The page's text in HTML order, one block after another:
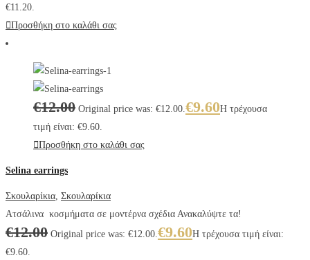
€11.20.
Προσθήκη στο καλάθι σας
€12.00 Original price was: €12.00. €9.60Η τρέχουσα
τιμή είναι: €9.60.
Προσθήκη στο καλάθι σας
Selina earrings
Σκουλαρίκια Σκουλαρίκια
Ατσάλινα κοσμήματα σε μοντέρνα σχέδια Ανακαλύψτε τα!
€12.00 Original price was: €12.00. €9.60Η τρέχουσα τιμή είναι:
€9.60.